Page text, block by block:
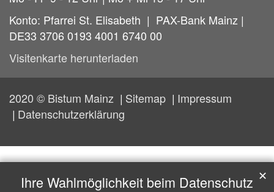
Konto: Pfarrei St. Elisabeth | PAX-Bank Mainz |
DE33 3706 0193 4001 6740 00
Visitenkarte herunterladen
2020 © Bistum Mainz Sitemap
Impressum
Datenschutzerklärung
Ihre Wahlmöglichkeit beim Datenschutz ✕